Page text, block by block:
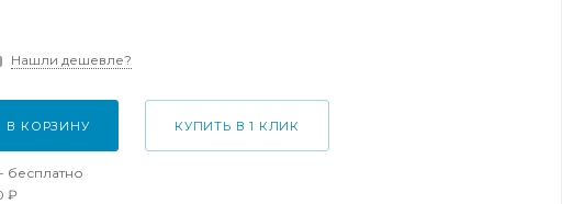
Нашли дешевле?
В КОРЗИНУ КУПИТЬ В 1 КЛИК
бесплатно
₽